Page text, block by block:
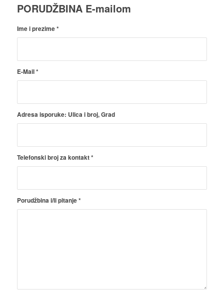
PORUDŽBINA E-mailom
Ime i prezime*
E-Mail*
Adresa isporuke: Ulica i broj, Grad
Telefonski broj za kontakt*
Porudžbina i/li pitanje*